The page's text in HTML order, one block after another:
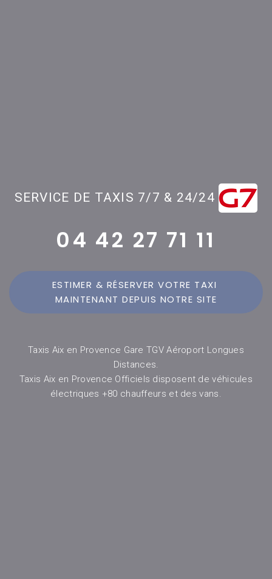
SERVICE DE TAXIS 7/7 & 24/24
04 42 27 71 11
ESTIMER & RÉSERVER VOTRE TAXI
MAINTENANT DEPUIS NOTRE SITE
Taxis Aix en Provence Gare TGV Aéroport Longues
Distances.
Taxis Aix en Provence Officiels disposent de véhicules
électriques +80 chauffeurs et des vans.